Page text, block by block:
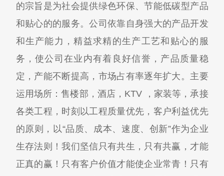
的宗旨是为社会提供绿色环保、节能低碳型产品
和贴心的的服务。公司依靠自身强大的产品开发
和生产能力，精益求精的生产工艺和贴心的服
务，使公司在业内有着良好信誉，产品质量稳
定，产能不断提高，市场占有率逐年扩大。主要
运用场所：售楼部，酒店，KTV ，家装等，承接
各类工程，时刻以工程质量优先，客户利益优先
的原则，以“品质、成本、速度、创新”作为企业
生存法则！我们坚信只有共生，只有共赢，才能
正真的赢！只有客户价值才能使企业常青！只有